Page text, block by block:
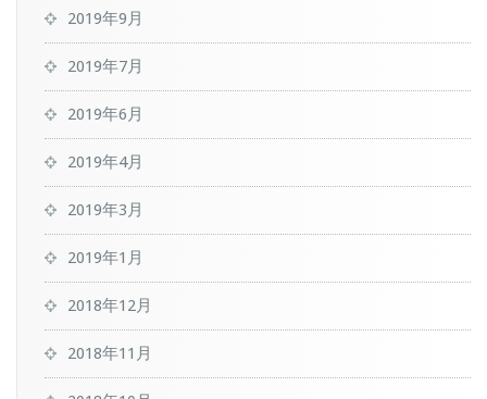
2019年9月
2019年7月
2019年6月
2019年4月
2019年3月
2019年1月
2018年12月
2018年11月